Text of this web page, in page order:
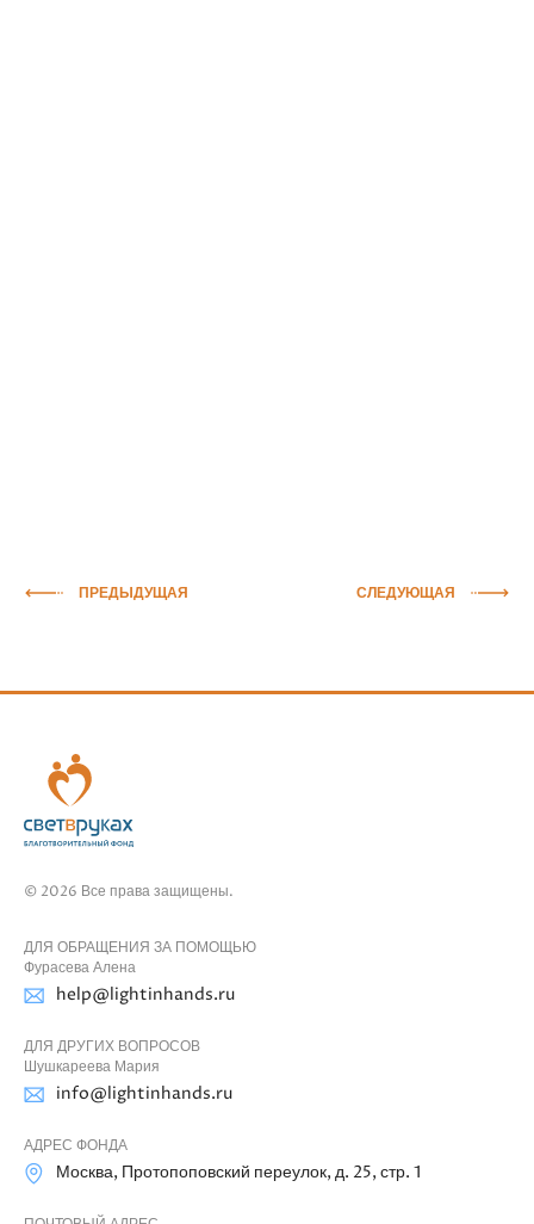
ПРЕДЫДУЩАЯ СЛЕДУЮЩАЯ
© 2026 Все права защищены.
ДЛЯ ОБРАЩЕНИЯ ЗА ПОМОЩЬЮ
Фурасева Алена
help@lightinhands.ru
ДЛЯ ДРУГИХ ВОПРОСОВ
Шушкареева Мария
info@lightinhands.ru
АДРЕС ФОНДА
Москва, Протопоповский переулок, д. 25, стр. 1